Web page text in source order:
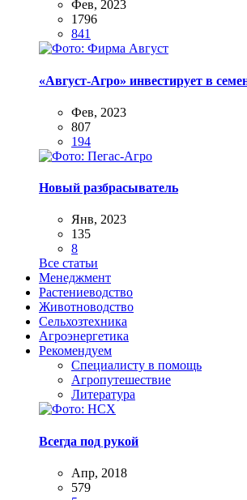
Фев, 2023
1796
841
«Август-Агро» инвестирует в
Фев, 2023
807
194
Новый разбрасыватель
Янв, 2023
135
8
Все статьи
Менеджмент
Растениеводство
Животноводство
Сельхозтехника
Агроэнергетика
Рекомендуем
Специалисту в помощь
Агропутешествие
Литература
Всегда под рукой
Апр, 2018
579